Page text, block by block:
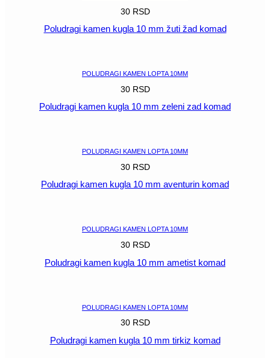
30 RSD
Poludragi kamen kugla 10 mm žuti žad komad
POLUDRAGI KAMEN LOPTA 10MM
30 RSD
Poludragi kamen kugla 10 mm zeleni zad komad
POLUDRAGI KAMEN LOPTA 10MM
30 RSD
Poludragi kamen kugla 10 mm aventurin komad
POLUDRAGI KAMEN LOPTA 10MM
30 RSD
Poludragi kamen kugla 10 mm ametist komad
POLUDRAGI KAMEN LOPTA 10MM
30 RSD
Poludragi kamen kugla 10 mm tirkiz komad